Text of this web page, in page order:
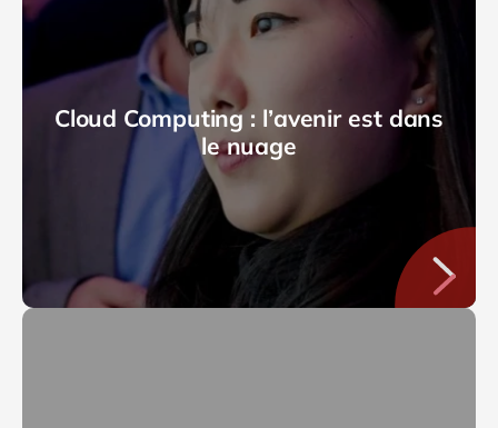
Cloud Computing : l’avenir est dans
le nuage